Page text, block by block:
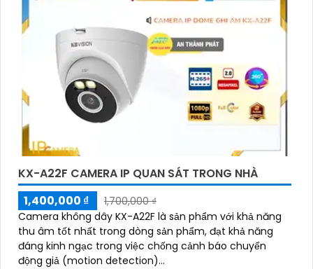
KX-A22F CAMERA IP QUAN SÁT TRONG NHÀ
1,400,000 ₫
1,700,000 ₫
Camera không dây KX-A22F là sản phẩm với khả năng
thu âm tốt nhất trong dòng sản phẩm, đạt khả năng
đáng kinh ngạc trong việc chống cảnh báo chuyển
động giả (motion detection)...